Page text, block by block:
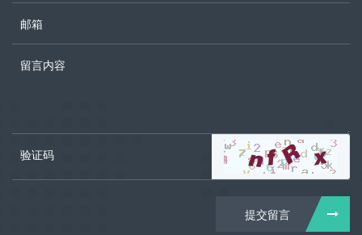
提交留言